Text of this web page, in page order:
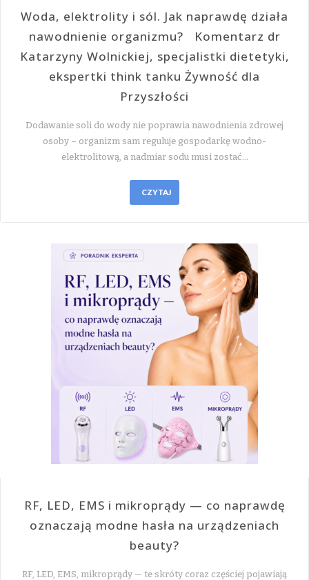
Woda, elektrolity i sól. Jak naprawdę działa
nawodnienie organizmu? Komentarz dr
Katarzyny Wolnickiej, specjalistki dietetyki,
ekspertki think tanku Żywność dla
Przyszłości
Dodawanie soli do wody nie poprawia nawodnienia zdrowej
osoby – organizm sam reguluje gospodarkę wodno-
elektrolitową, a nadmiar sodu musi zostać…
CZYTAJ
RF, LED, EMS i mikroprądy — co naprawdę
oznaczają modne hasła na urządzeniach
beauty?
RF, LED, EMS, mikroprądy — te skróty coraz częściej pojawiają